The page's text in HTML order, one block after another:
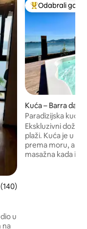
„Odabrali gosti”
ocjena: 4,89/5,
u
na
Među najviše
Odabrali gosti
Kuća – Barra da
Paradizijska kuća
na more
Ekskluzivni
plaži. Kuća je u
prema moru, a
masažna kada